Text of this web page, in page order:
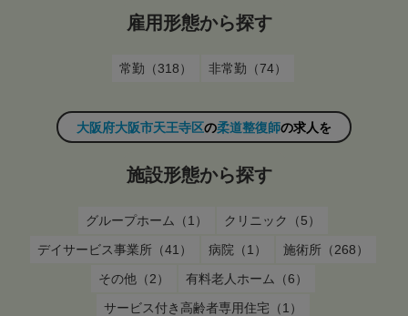
雇用形態から探す
常勤（318） 非常勤（74）
大阪府大阪市天王寺区の柔道整復師の求人を
施設形態から探す
グループホーム（1）
クリニック（5）
デイサービス事業所（41）
病院（1）
施術所（268）
その他（2）
有料老人ホーム（6）
サービス付き高齢者専用住宅（1）